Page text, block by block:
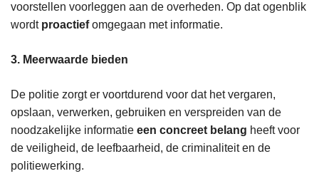
voorstellen voorleggen aan de overheden. Op dat ogenblik
wordt proactiefomgegaan met informatie.
3. Meerwaarde bieden
De politie zorgt er voortdurend voor dat het vergaren,
opslaan, verwerken, gebruiken en verspreiden van de
noodzakelijke informatie een concreet belang heeft voor
de veiligheid, de leefbaarheid, de criminaliteit en de
politiewerking.